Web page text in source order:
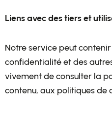
Liens avec des tiers et
Notre service peut
confidentialité et des
vivement de consulter la
contenu, aux politiques de